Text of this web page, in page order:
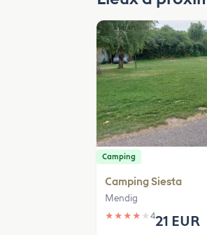
Camping
Camping Siesta
Mendig
★ ★ ★ ★ ★ 421 EUR